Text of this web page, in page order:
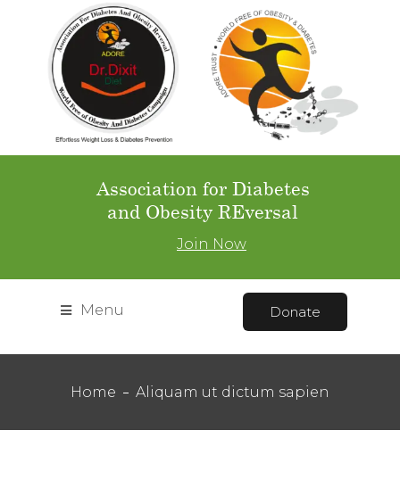
Association for Diabetes
and Obesity REversal
Join Now
Menu Donate
Home Aliquam ut dictum sapien